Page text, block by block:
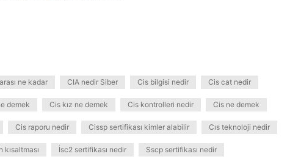
ne kadar CIA nedir Siber Cis bilgisi nedir Cis cat nedir
demek Cis kız ne demek Cis kontrolleri nedir Cis ne demek
Cis raporu nedir Cissp sertifikası kimler alabilir Cıs teknoloji nedir
İsc2 sertifikası nedir Sscp sertifikası nedir